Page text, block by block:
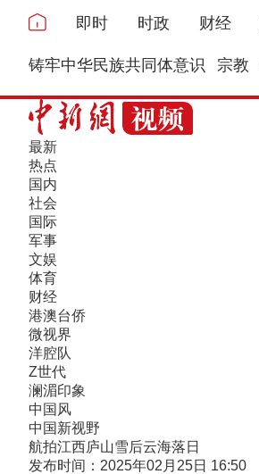
即时 时政 财经
铸牢中华民族共同体意识 宗教
最新
热点
国内
社会
国际
军事
文娱
体育
财经
港澳台侨
微视界
洋腔队
Z世代
澜湄印象
中国风
中国新视野
航拍江西庐山雪后云海落日
发布时间：2025年02月25日